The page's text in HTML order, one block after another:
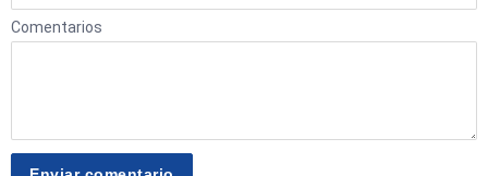
Comentarios